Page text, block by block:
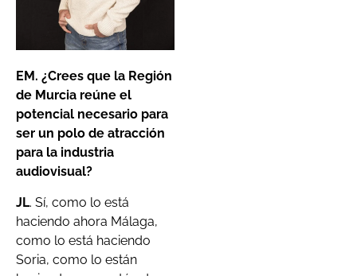
EM. ¿Crees que la Región
de Murcia reúne el
potencial necesario para
ser un polo de atracción
para la industria
audiovisual?
JL. Sí, como lo está
haciendo ahora Málaga,
como lo está haciendo
Soria, como lo están